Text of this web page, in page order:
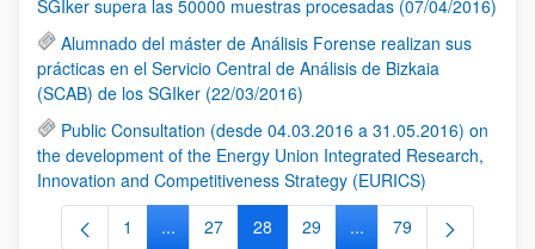
SGIker supera las 50000 muestras procesadas (07/04/2016)
Alumnado del máster de Análisis Forense realizan sus
prácticas en el Servicio Central de Análisis de Bizkaia
(SCAB) de los SGIker (22/03/2016)
Public Consultation (desde 04.03.2016 a 31.05.2016) on
the development of the Energy Union Integrated Research,
Innovation and Competitiveness Strategy (EURICS)
Página
1 ...Páginas intermedias Use TAB para desplazarse.
Página
27 Página
28 Página
29 ...Páginas intermedias
Página
79